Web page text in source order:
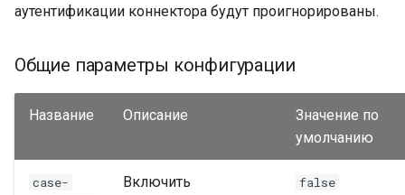
аутентификации коннектора будут проигнорированы.
Общие параметры конфигурации
Название Описание
Значение по
умолчанию
case-
Включить
false